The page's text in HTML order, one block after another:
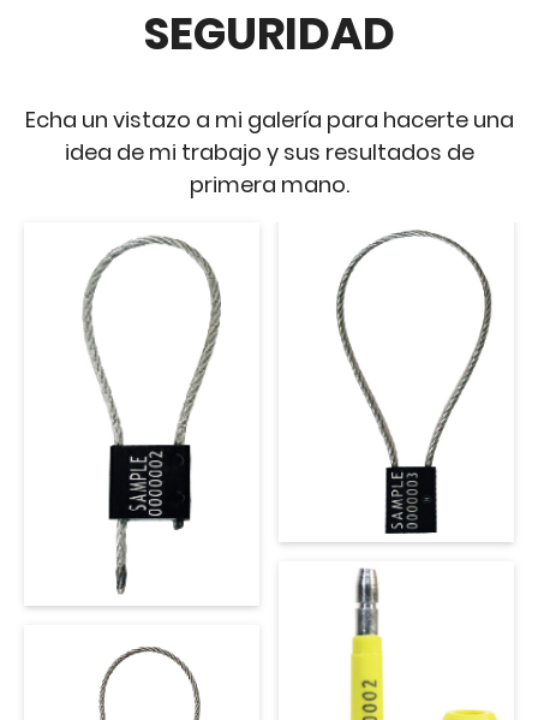
SEGURIDAD
Echa un vistazo a mi galería para hacerte una
idea de mi trabajo y sus resultados de
primera mano.